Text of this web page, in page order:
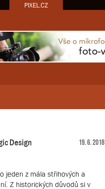
PIXEL.CZ
Design
19. 6. 2018
jeden z mála střihových a
Z historických důvodů si v